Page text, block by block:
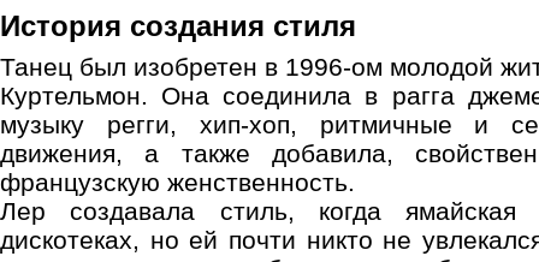
История создания стиля
Танец был изобретен в 1996-ом молодой
Куртельмон. Она соединила в рагга
музыку регги, хип-хоп, ритмичные и
движения, а также добавила,
французскую женственность.
Лер создавала стиль, когда
дискотеках, но ей почти никто не